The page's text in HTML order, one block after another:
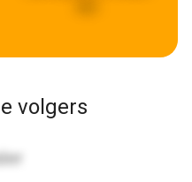
volgers